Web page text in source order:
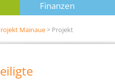
Finanzen
Mainaue> Projekt